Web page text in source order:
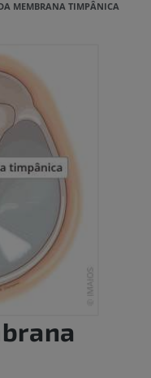
MEMBRANA TIMPÂNICA